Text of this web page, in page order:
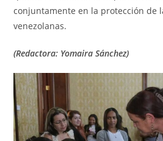
conjuntamente en la protección de
venezolanas.
(Redactora: Yomaira Sánchez)